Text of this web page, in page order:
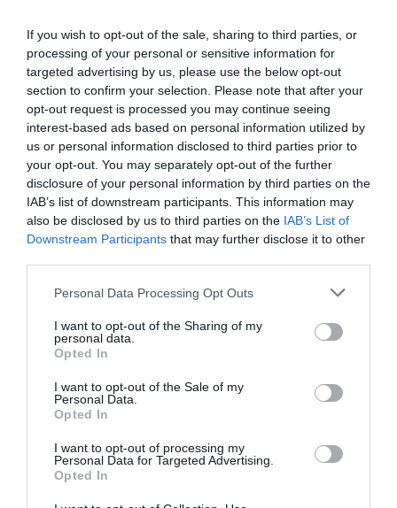
If you wish to opt-out of the sale, sharing to third parties, or
processing of your personal or sensitive information for
targeted advertising by us, please use the below opt-out
section to confirm your selection. Please note that after your
opt-out request is processed you may continue seeing
interest-based ads based on personal information utilized by
us or personal information disclosed to third parties prior to
your opt-out. You may separately opt-out of the further
disclosure of your personal information by third parties on the
IAB’s list of downstream participants. This information may
also be disclosed by us to third parties on the IAB’s List of
Downstream Participants that may further disclose it to other
Please note that this website/app uses one or more Google
not limited to your visit or usage behaviour. You may click to
grant or deny consent to Google and its third-party tags to
use your data for below specified purposes in below Google
consent section.
Personal Data Processing Opt Outs
I want to opt-out of the Sharing of my
personal data.
Opted In
I want to opt-out of the Sale of my
Personal Data.
Opted In
I want to opt-out of processing my
Personal Data for Targeted Advertising.
Opted In
A világ legfagyosabb pontja, ahol télen
-98 fokig süllyed a hőmérséklet
Ne húzódzkodjunk, hanem csússzunk ki
a jégre
A legtöbben reflexből függőlegesen próbálnak
kimászni, de ilyenkor a teljes testsúly a karokra és a
jég szélére nehezedik. A helyes technika az, hogy
kezünket a jégre tesszük, a lábainkat
mellkasunkat és a hasunkat csúsztatjuk fel a
Ne álljunk fel, hanem guruljunk
azonnal felállnunk. Ha talpra állunk, az összes
testsúlyunk egy kis felületre koncentrálódik, és a
jég újra beszakadhat. Ehelyett oldalra fordulva